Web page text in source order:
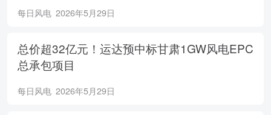
每日风电 2026年5月29日
总价超32亿元！运达预中标甘肃1GW风电EPC
总承包项目
每日风电 2026年5月29日